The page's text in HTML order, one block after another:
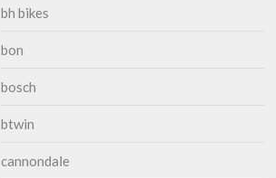
bh bikes
bon
bosch
btwin
cannondale